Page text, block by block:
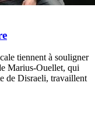
tiennent à souligner
Marius-Ouellet, qui
de Disraeli, travaillent